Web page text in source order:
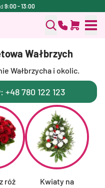
9:00 - 13:00
Wałbrzych
Wałbrzycha i okolic.
780 122 123
róż
Kwiaty na